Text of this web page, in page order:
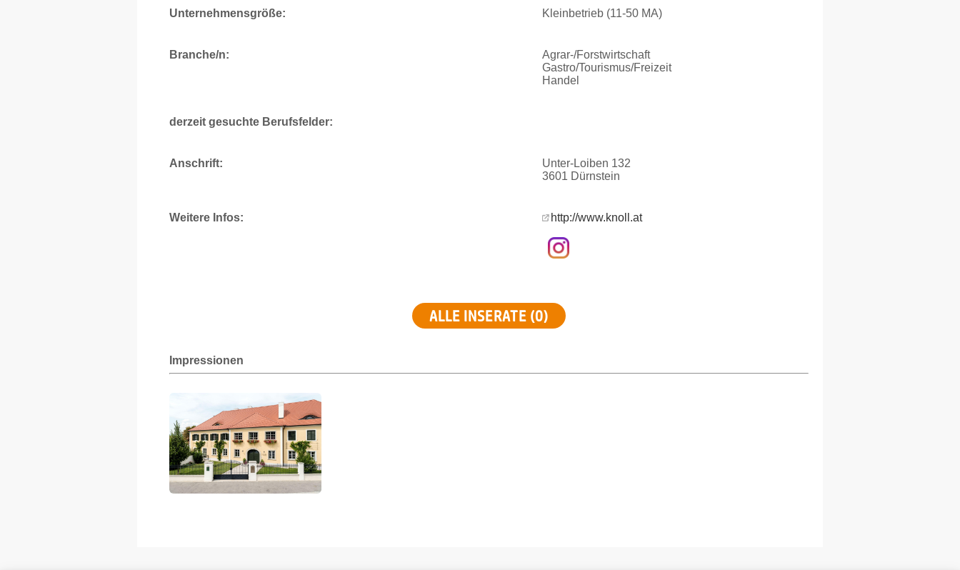
Unternehmensgröße: Kleinbetrieb (11-50 MA)
Branche/n:
Agrar-/Forstwirtschaft
Gastro/Tourismus/Freizeit
Handel
derzeit gesuchte Berufsfelder:
Anschrift:
Unter-Loiben 132
3601 Dürnstein
Weitere Infos: http://www.knoll.at
ALLE INSERATE (0)
Impressionen